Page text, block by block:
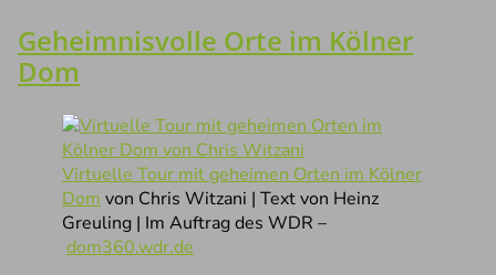
Geheimnisvolle Orte im Kölner
Dom
Virtuelle Tour mit geheimen Orten im Kölner
Dom von Chris Witzani | Text von Heinz
Greuling | Im Auftrag des WDR –
dom360.wdr.de